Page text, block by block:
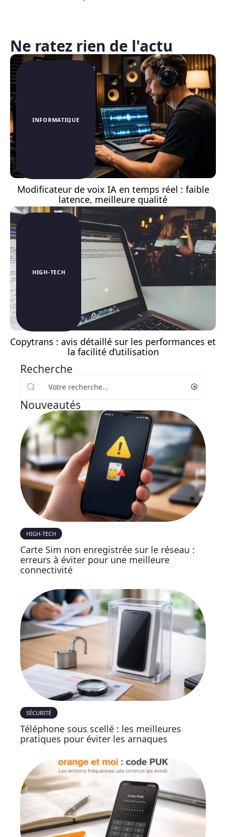
Ne ratez rien de l'actu
INFORMATIQUE
Modificateur de voix IA en temps réel : faible
latence, meilleure qualité
HIGH-TECH
Copytrans : avis détaillé sur les performances et
la facilité d’utilisation
Recherche
Nouveautés
HIGH-TECH
Carte Sim non enregistrée sur le réseau :
erreurs à éviter pour une meilleure
connectivité
SÉCURITÉ
Téléphone sous scellé : les meilleures
pratiques pour éviter les arnaques